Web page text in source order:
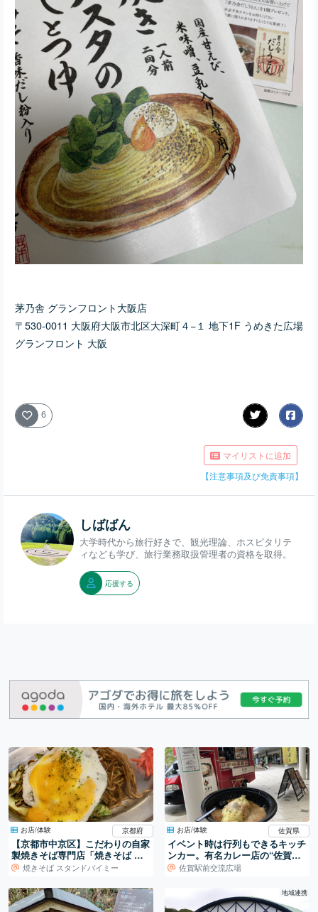
茅乃舎 グランフロント大阪店
〒530-0011 大阪府大阪市北区大深町４−１ 地下1F うめきた広場
グランフロント 大阪
6
マイリストに追加
【注意事項及び免責事項】
しばばん
大学時代から旅行好きで、観光理論、ホスピタリテ
ィなども学び、旅行業務取扱管理者の資格を取得。
応援する
お店/体験 京都府
【京都市中京区】こだわりの自家
製焼きそば専門店「焼きそば ス
タンドバイミー」
焼きそば スタンドバイミー
お店/体験 佐賀県
イベント時は行列もできるキッチ
ンカー。有名カレー店の“佐賀
号”に出会えたので…実食！
佐賀駅前交流広場
地域連携